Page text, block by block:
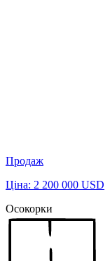
Продаж
Ціна: 2 200 000 USD
Осокорки